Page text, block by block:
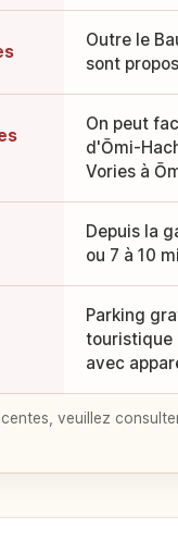
Outre le
sont
On peut
d'Ōmi-
Vories à
Depuis la
ou 7 à 10
Parking
touristique
avec
veuillez